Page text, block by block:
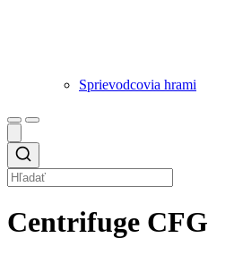
Sprievodcovia hrami
Centrifuge CFG